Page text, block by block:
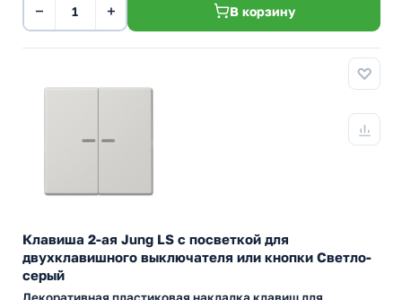
− + В корзину
Клавиша 2-ая Jung LS с посветкой для
двухклавишного выключателя или кнопки Светло-
серый